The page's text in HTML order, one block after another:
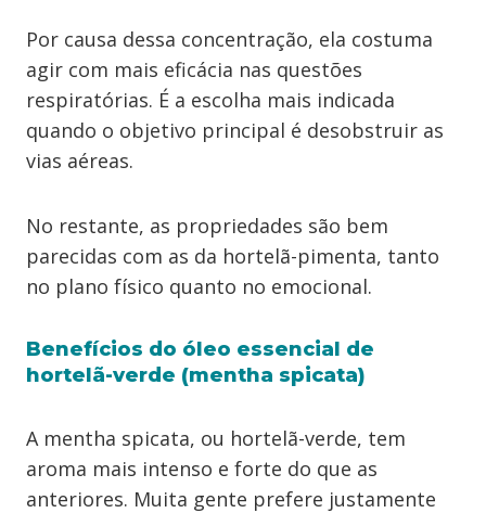
Por causa dessa concentração, ela costuma
agir com mais eficácia nas questões
respiratórias. É a escolha mais indicada
quando o objetivo principal é desobstruir as
vias aéreas.
No restante, as propriedades são bem
parecidas com as da hortelã-pimenta, tanto
no plano físico quanto no emocional.
Benefícios do óleo essencial de
hortelã-verde (mentha spicata)
A mentha spicata, ou hortelã-verde, tem
aroma mais intenso e forte do que as
anteriores. Muita gente prefere justamente